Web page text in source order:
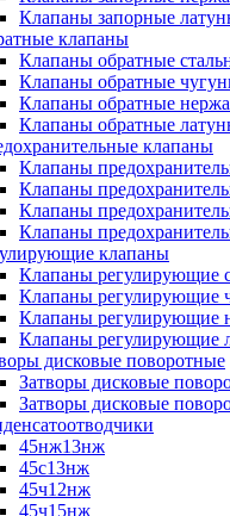
Клапаны запорные
клапаны
Клапаны обратные
Клапаны обратные
Клапаны обратные
Клапаны обратные
клапаны
Клапаны
Клапаны
Клапаны
Клапаны
клапаны
Клапаны регулирующие
Клапаны регулирующие
Клапаны регулирующие
Клапаны регулирующие
дисковые поворотные
Затворы дисковые
Затворы дисковые
45нж13нж
45с13нж
45ч12нж
45ч15нж